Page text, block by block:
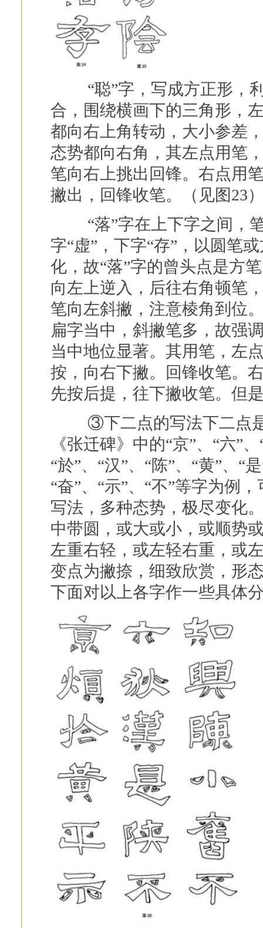
“聪”字，写成方正形，利
合，围绕横画下的三角形，
都向右上角转动，大小参差
态势都向右角，其左点用笔
笔向右上挑出回锋。右点用
撇出，回锋收笔。（见图23
“落”字在上下字之间，笔
字“虚”，下字“存”，以圆笔
化，故“落”字的曾头点是方
向左上逆入，后往右角顿笔
笔向左斜撇，注意棱角到位
扁字当中，斜撇笔多，故强
当中地位显著。其用笔，左
按，向右下撇。回锋收笔。
先按后提，往下撇收笔。但
③下二点的写法下二点是
《张迁碑》中的“京”、“六”
“於”、“汉”、“陈”、“黄”、“
“奋”、“示”、“不”等字为例
写法，多种态势，极尽变化
中带圆，或大或小，或顺势
左重右轻，或左轻右重，或
变点为撇捺，细致欣赏，形
下面对以上各字作一些具体